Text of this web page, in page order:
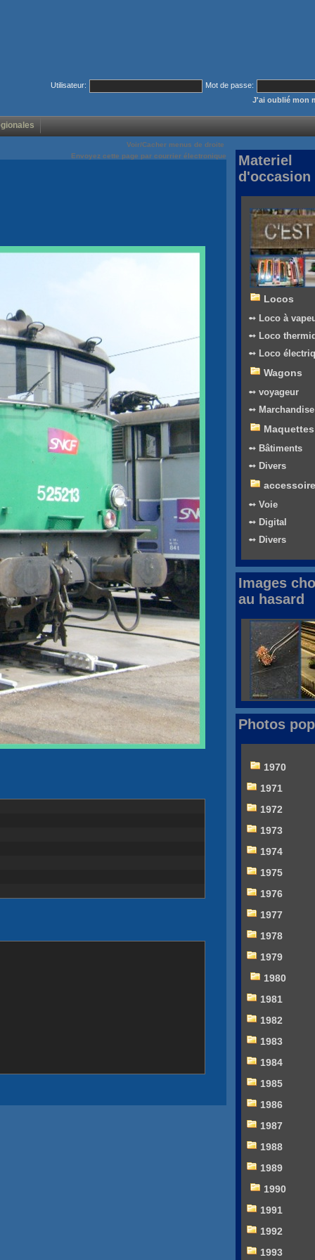
Utilisateur:
Mot de passe:
J'ai oublié mon
Voir/Cacher menus de droite
Envoyez cette page par courrier électronique
Materiel
d'occasion
Locos
➻ Loco à
➻ Loco
➻ Loco
Wagons
➻ voyageur
➻ Marchandise
Maquettes
➻ Bâtiments
➻ Divers
➻ Voie
➻ Digital
➻ Divers
Images
au hasard
Photos
1970
1971
1972
1973
1974
1975
1976
1977
1978
1979
1980
1981
1982
1983
1984
1985
1986
1987
1988
1989
1990
1991
1992
1993